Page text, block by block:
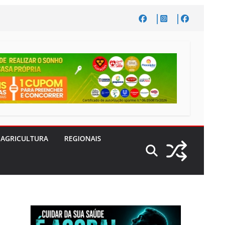
AGRICULTURA REGIONAIS